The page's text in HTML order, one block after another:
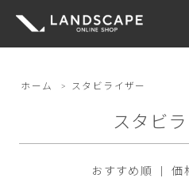
ホーム > スタビライザー
スタビ
おすすめ順 |価